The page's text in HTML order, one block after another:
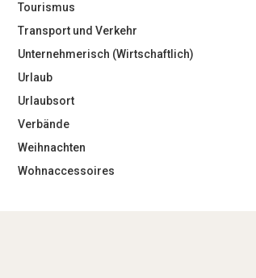
Tourismus
Transport und Verkehr
Unternehmerisch (Wirtschaftlich)
Urlaub
Urlaubsort
Verbände
Weihnachten
Wohnaccessoires